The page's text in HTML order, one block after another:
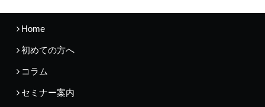
Home
初めての方へ
コラム
セミナー案内